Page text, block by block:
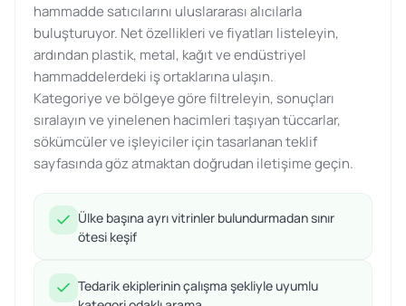
hammadde satıcılarını uluslararası alıcılarla
buluşturuyor. Net özellikleri ve fiyatları listeleyin,
ardından plastik, metal, kağıt ve endüstriyel
hammaddelerdeki iş ortaklarına ulaşın.
Kategoriye ve bölgeye göre filtreleyin, sonuçları
sıralayın ve yinelenen hacimleri taşıyan tüccarlar,
sökümcüler ve işleyiciler için tasarlanan teklif
sayfasında göz atmaktan doğrudan iletişime geçin.
Ülke başına ayrı vitrinler bulundurmadan sınır
ötesi keşif
Tedarik ekiplerinin çalışma şekliyle uyumlu